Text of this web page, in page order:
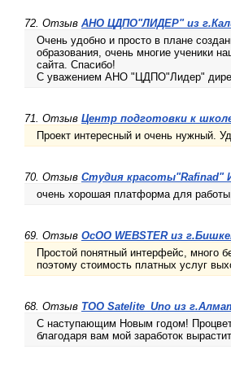
72. Отзыв АНО ЦДПО"ЛИДЕР" из
Очень удобно и просто в плане
образования, очень многие ученики
сайта. Спасибо!
С уважением АНО "ЦДПО"Лидер"
71. Отзыв Центр подготовки к
Проект интересный и очень нужный.
70. Отзыв Студия красоты"Rafinad"
очень хорошая платформа для
69. Отзыв ОсОО WEBSTER из
Простой понятный интерфейс, много
поэтому стоимость платных услуг
68. Отзыв TOO Satelite_Uno из
С наступающим Новым годом!
благодаря вам мой заработок